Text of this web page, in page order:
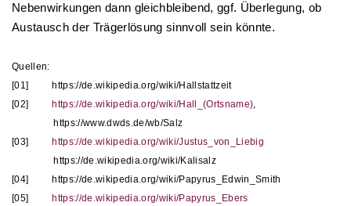
Nebenwirkungen dann gleichbleibend, ggf. Überlegung, ob
Austausch der Trägerlösung sinnvoll sein könnte.
Quellen:
[01]
https://de.wikipedia.org/wiki/Hallstattzeit
[02]
https://de.wikipedia.org/wiki/Hall_(Ortsname),
https://www.dwds.de/wb/Salz
[03]
https://de.wikipedia.org/wiki/Justus_von_Liebig
https://de.wikipedia.org/wiki/Kalisalz
[04]
https://de.wikipedia.org/wiki/Papyrus_Edwin_Smith
[05]
https://de.wikipedia.org/wiki/Papyrus_Ebers